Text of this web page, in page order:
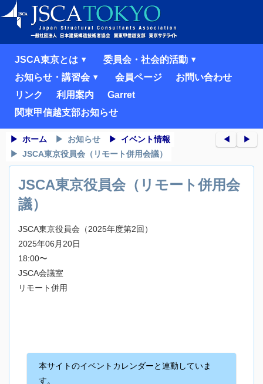
JSCA東京とは
委員会・社会的活動
お知らせ・講習会
会員ページ
お問い合わせ
リンク
利用案内
Garret
関東甲信越支部お知らせ
ホーム お知らせ
イベント情報
JSCA東京役員会（リモート併用会議）
◀︎ ▶︎
JSCA東京役員会（リモート併用会
議）
JSCA東京役員会（2025年度第2回）
2025年06月20日
18:00〜
JSCA会議室
リモート併用
本サイトのイベントカレンダーと連動していま
す。